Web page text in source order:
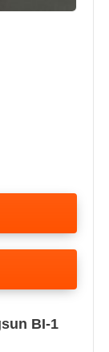
BI-1